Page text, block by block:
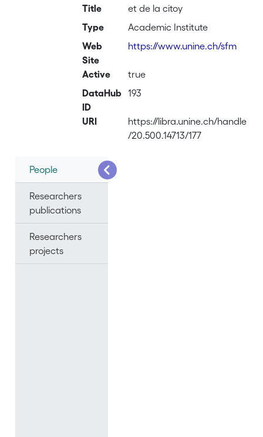
Title
et de la citoy
Type
Academic Institute
Web
Site
https://www.unine.ch/sfm
Active
true
DataHub
ID
193
URI
https://libra.unine.ch/handle
/20.500.14713/177
People
Researchers
publications
Researchers
projects